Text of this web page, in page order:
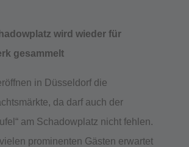
wird wieder für
gesammelt
in Düsseldorf die
da darf auch der
am Schadowplatz nicht fehlen.
prominenten Gästen erwartet